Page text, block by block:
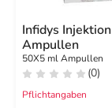
Infidys Injektion
Ampullen
50X5 ml Ampullen
(0)
Pflichtangaben